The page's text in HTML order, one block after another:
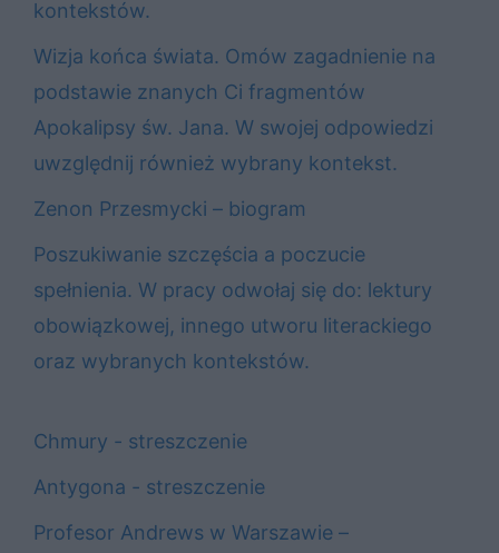
kontekstów.
Wizja końca świata. Omów zagadnienie na
podstawie znanych Ci fragmentów
Apokalipsy św. Jana. W swojej odpowiedzi
uwzględnij również wybrany kontekst.
Zenon Przesmycki – biogram
Poszukiwanie szczęścia a poczucie
spełnienia. W pracy odwołaj się do: lektury
obowiązkowej, innego utworu literackiego
oraz wybranych kontekstów.
Chmury - streszczenie
Antygona - streszczenie
Profesor Andrews w Warszawie –